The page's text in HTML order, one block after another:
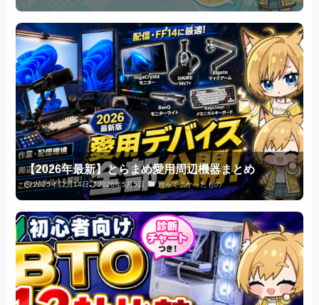
【2026年最新】とらまめ愛用周辺機器まとめ
2025年12月14日 2026年5月5日 買ってよかったもの